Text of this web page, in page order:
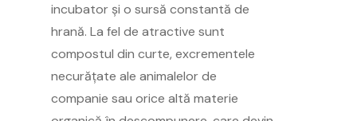
incubator și o sursă constantă de
hrană. La fel de atractive sunt
compostul din curte, excrementele
necurățate ale animalelor de
companie sau orice altă materie